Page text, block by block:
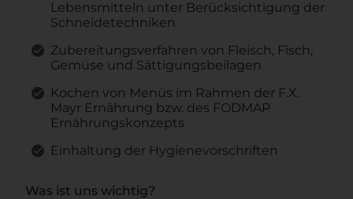
Lebensmitteln unter Berücksichtigung der
Schneidetechniken
Zubereitungsverfahren von Fleisch, Fisch,
Gemüse und Sättigungsbeilagen
Kochen von Menüs im Rahmen der F.X.
Mayr Ernährung bzw. des FODMAP
Ernährungskonzepts
Einhaltung der Hygienevorschriften
Was ist uns wichtig?